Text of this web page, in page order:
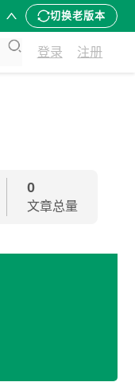
切换老版本
登录 注册
0
文章总量